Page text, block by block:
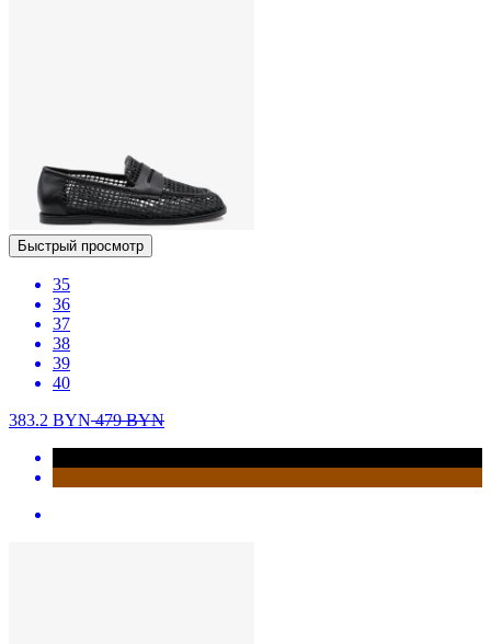
Быстрый просмотр
35
36
37
38
39
40
383.2 BYN479BYN